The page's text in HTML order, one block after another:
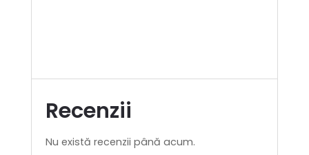
Recenzii
Nu există recenzii până acum.